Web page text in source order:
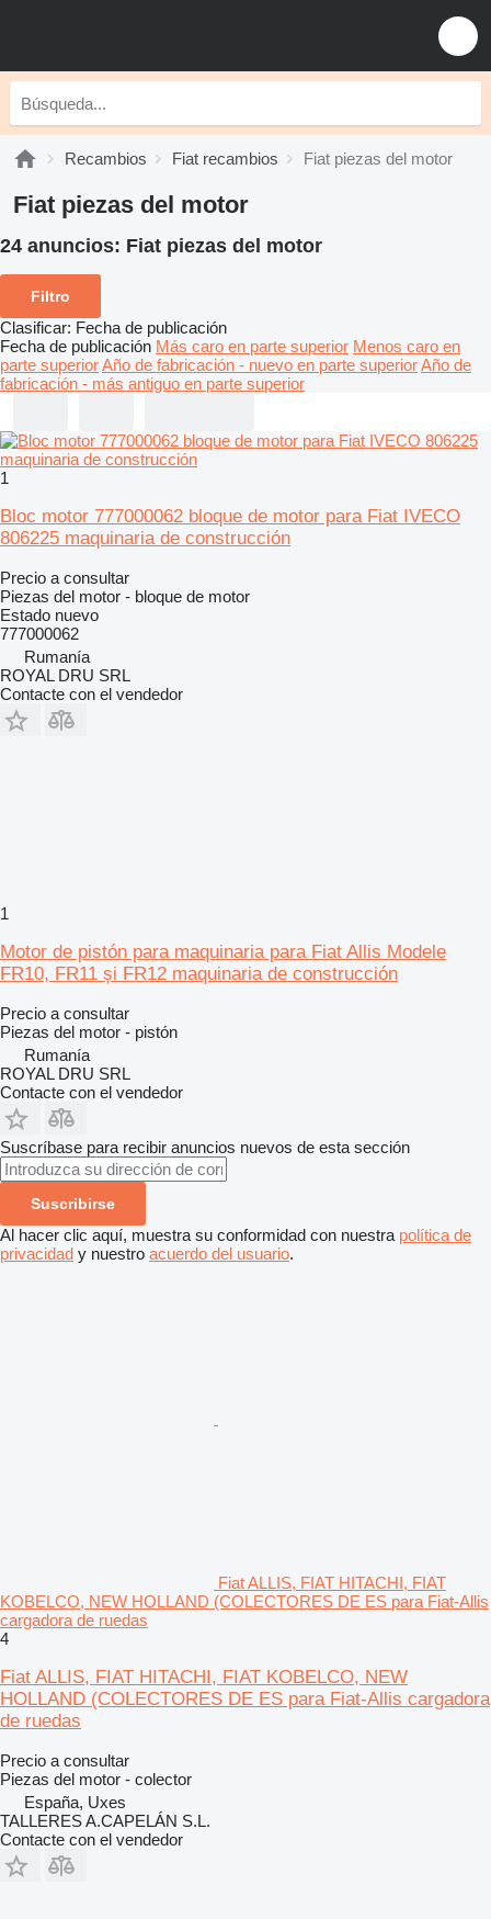
Recambios Fiat recambios Fiat piezas del motor
Fiat piezas del motor
24 anuncios: Fiat piezas del motor
Filtro
Clasificar: Fecha de publicación
Fecha de publicación Más caro en parte superior Menos caro en
parte superiorAño de fabricación - nuevo en parte superiorAño de
fabricación - más antiguo en parte superior
1
Bloc motor 777000062 bloque de motor para Fiat IVECO
806225 maquinaria de construcción
Precio a consultar
Piezas del motor - bloque de motor
Estado nuevo
777000062
Rumanía
ROYAL DRU SRL
Contacte con el vendedor
1
Motor de pistón para maquinaria para Fiat Allis Modele
FR10, FR11 și FR12 maquinaria de construcción
Precio a consultar
Piezas del motor - pistón
Rumanía
ROYAL DRU SRL
Contacte con el vendedor
Suscríbase para recibir anuncios nuevos de esta sección
Suscribirse
Al hacer clic aquí, muestra su conformidad con nuestra política de
privacidad y nuestro acuerdo del usuario.
Fiat ALLIS, FIAT HITACHI, FIAT
KOBELCO, NEW HOLLAND (COLECTORES DE ES para Fiat-Allis
cargadora de ruedas
4
Fiat ALLIS, FIAT HITACHI, FIAT KOBELCO, NEW
HOLLAND (COLECTORES DE ES para Fiat-Allis cargadora
de ruedas
Precio a consultar
Piezas del motor - colector
España, Uxes
TALLERES A.CAPELÁN S.L.
Contacte con el vendedor